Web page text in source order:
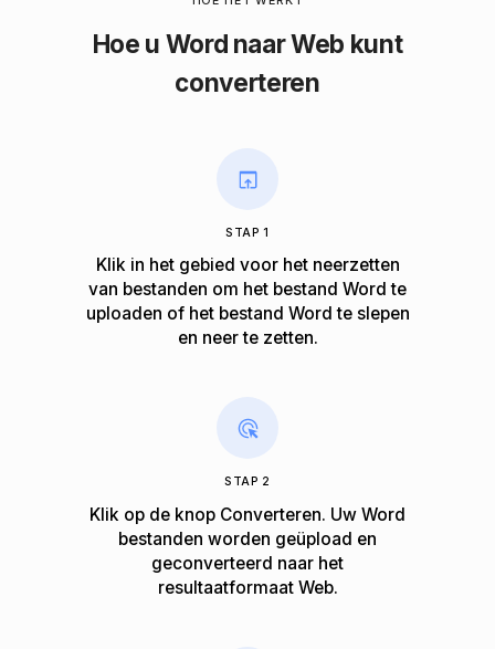
Hoe u Word naar Web kunt
converteren
STAP 1
Klik in het gebied voor het neerzetten
van bestanden om het bestand Word te
uploaden of het bestand Word te slepen
en neer te zetten.
STAP 2
Klik op de knop Converteren. Uw Word
bestanden worden geüpload en
geconverteerd naar het
resultaatformaat Web.